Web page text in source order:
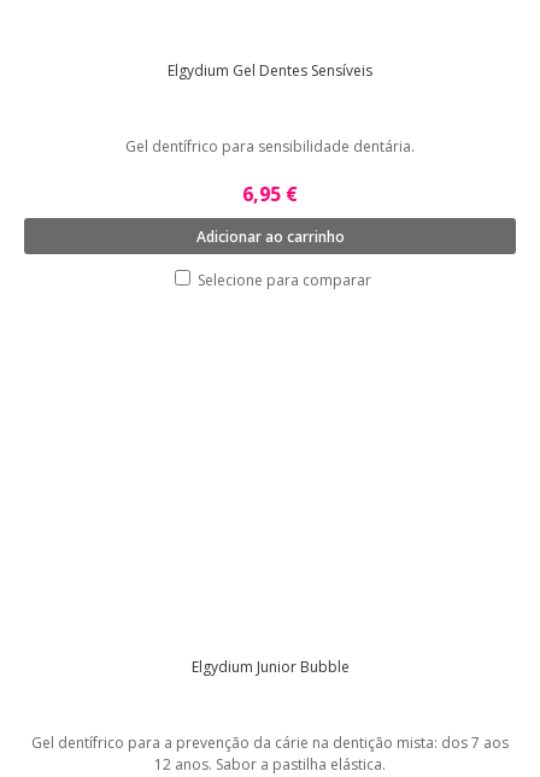
Elgydium Gel Dentes Sensíveis
Gel dentífrico para sensibilidade dentária.
6,95 €
Adicionar ao carrinho
Selecione para comparar
Elgydium Junior Bubble
Gel dentífrico para a prevenção da cárie na dentição mista: dos 7 aos
12 anos. Sabor a pastilha elástica.